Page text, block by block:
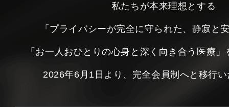
私たちが本来理想とする
「プライバシーが完全に守られた、静寂と
「お一人おひとりの心身と深く向き合う医療
2026年6月1日より、完全会員制へと移行